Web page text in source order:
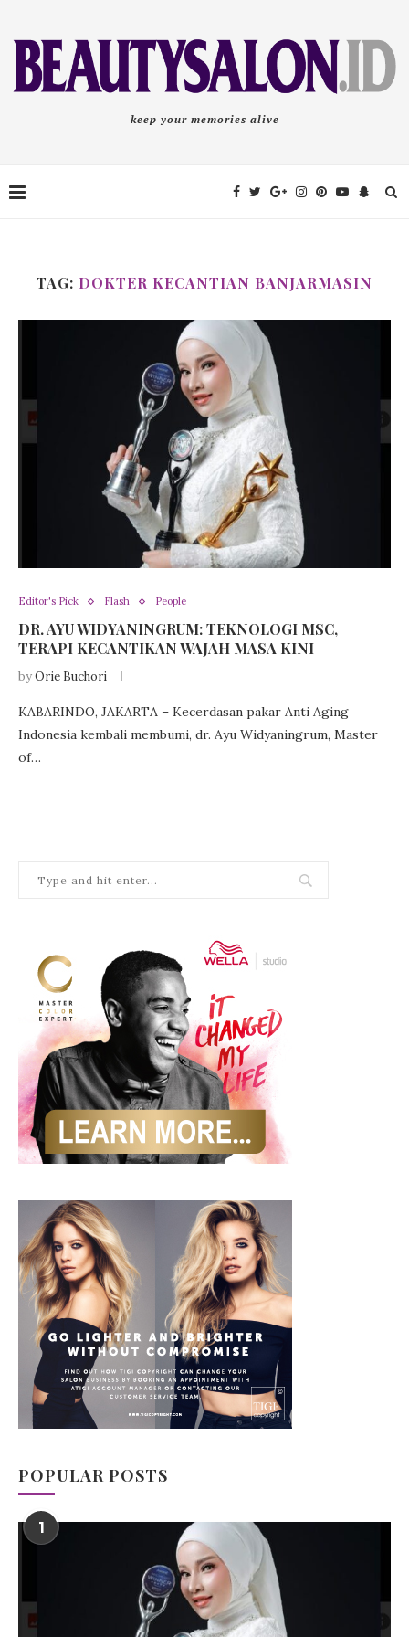
keep your memories alive
TAG: DOKTER KECANTIAN BANJARMASIN
Editor's Pick Flash People
DR. AYU WIDYANINGRUM: TEKNOLOGI MSC,
TERAPI KECANTIKAN WAJAH MASA KINI
byOrie Buchori
KABARINDO, JAKARTA – Kecerdasan pakar Anti Aging
Indonesia kembali membumi, dr. Ayu Widyaningrum, Master
of…
POPULAR POSTS
1